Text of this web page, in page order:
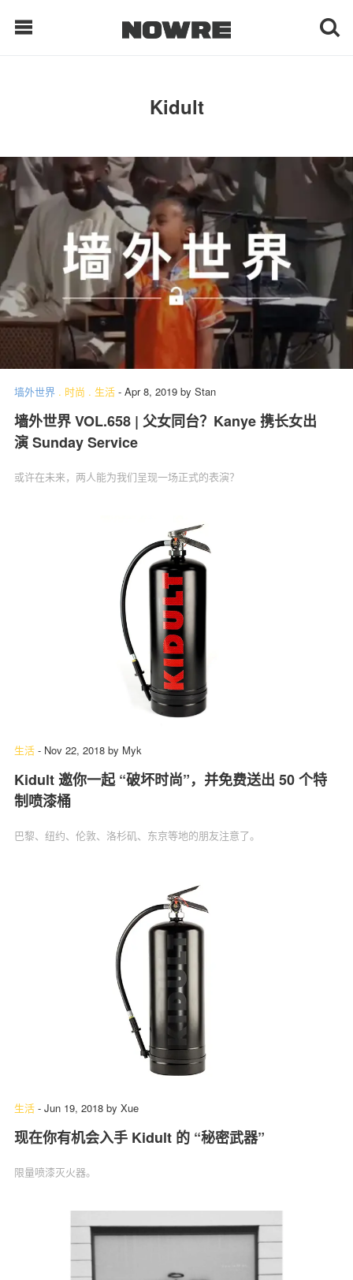
每日鲜榨
现客视点
每日栏目
时 尚
球 鞋
生 活
科 技
关于我们
Kidult
墙外世界 . 时尚 . 生活 - Apr 8, 2019 by Stan
墙外世界 VOL.658 | 父女同台？Kanye 携长女出
演 Sunday Service
或许在未来，两人能为我们呈现一场正式的表演？
生活 - Nov 22, 2018 by Myk
Kidult 邀你一起 “破坏时尚”，并免费送出 50 个特
制喷漆桶
巴黎、纽约、伦敦、洛杉矶、东京等地的朋友注意了。
生活 - Jun 19, 2018 by Xue
现在你有机会入手 Kidult 的 “秘密武器”
限量喷漆灭火器。